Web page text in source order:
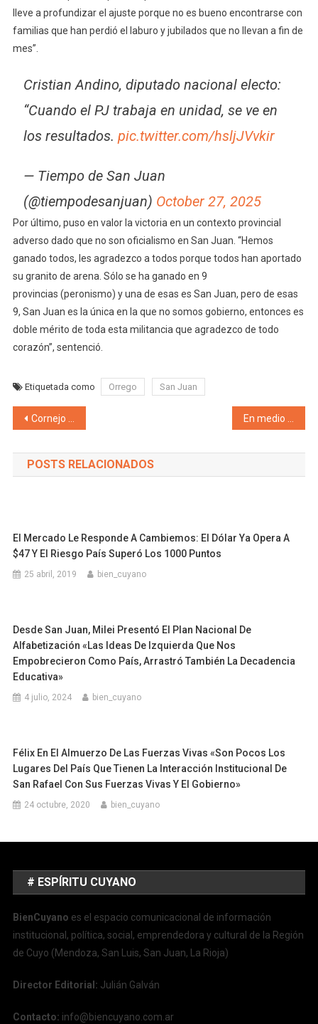
lleve a profundizar el ajuste porque no es bueno encontrarse con
familias que han perdió el laburo y jubilados que no llevan a fin de
mes”.
Cristian Andino, diputado nacional electo:
“Cuando el PJ trabaja en unidad, se ve en
los resultados. pic.twitter.com/hsljJVvkir
— Tiempo de San Juan
(@tiempodesanjuan) October 27, 2025
Por último, puso en valor la victoria en un contexto provincial
adverso dado que no son oficialismo en San Juan. “Hemos
ganado todos, les agradezco a todos porque todos han aportado
su granito de arena. Sólo se ha ganado en 9
provincias (peronismo) y una de esas es San Juan, pero de esas
9, San Juan es la única en la que no somos gobierno, entonces es
doble mérito de toda esta militancia que agradezco de todo
corazón”, sentenció.
Etiquetada como Orrego San Juan
Navegación de entradas
Cornejo eufórico con el aplastante triunfo en Mendoza «Hemos ganado en 16 de los 18 departamentos de la provincia. Muchas gracias Mendoza, hemos reconocido el rumbo de Javier Milei y la administración provincial» En medio de las tempestades, los tibios no sirven! El pueblo mendocino votó coraje y firmeza del gran caudillo: Alfredo Cornejo y su audacia táctica de interpretar acertadamente la esperanza popular al modelo revolucionario de cambio de Javier Milei
POSTS RELACIONADOS
El Mercado Le Responde A Cambiemos: El Dólar Ya Opera A
$47 Y El Riesgo País Superó Los 1000 Puntos
25 abril, 2019 bien_cuyano
Desde San Juan, Milei Presentó El Plan Nacional De
Alfabetización «Las Ideas De Izquierda Que Nos
Empobrecieron Como País, Arrastró También La Decadencia
Educativa»
4 julio, 2024 bien_cuyano
Félix En El Almuerzo De Las Fuerzas Vivas «Son Pocos Los
Lugares Del País Que Tienen La Interacción Institucional De
San Rafael Con Sus Fuerzas Vivas Y El Gobierno»
24 octubre, 2020 bien_cuyano
# ESPÍRITU CUYANO
BienCuyano es el espacio comunicacional de información
institucional, política, social, emprendedora y cultural de la Región
de Cuyo (Mendoza, San Luis, San Juan, La Rioja)
Director Editorial: Julián Galván
Contacto: info@biencuyano.com.ar